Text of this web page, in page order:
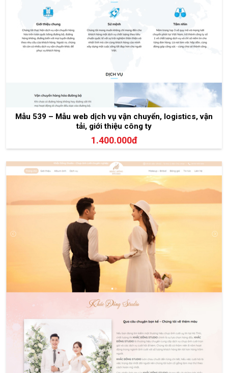
Mẫu 539 – Mẫu web dịch vụ vận chuyển, logistics, vận
tải, giới thiệu công ty
1.400.000đ